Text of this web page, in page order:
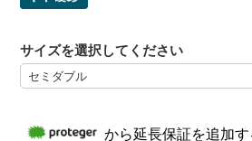
サイズを選択してください